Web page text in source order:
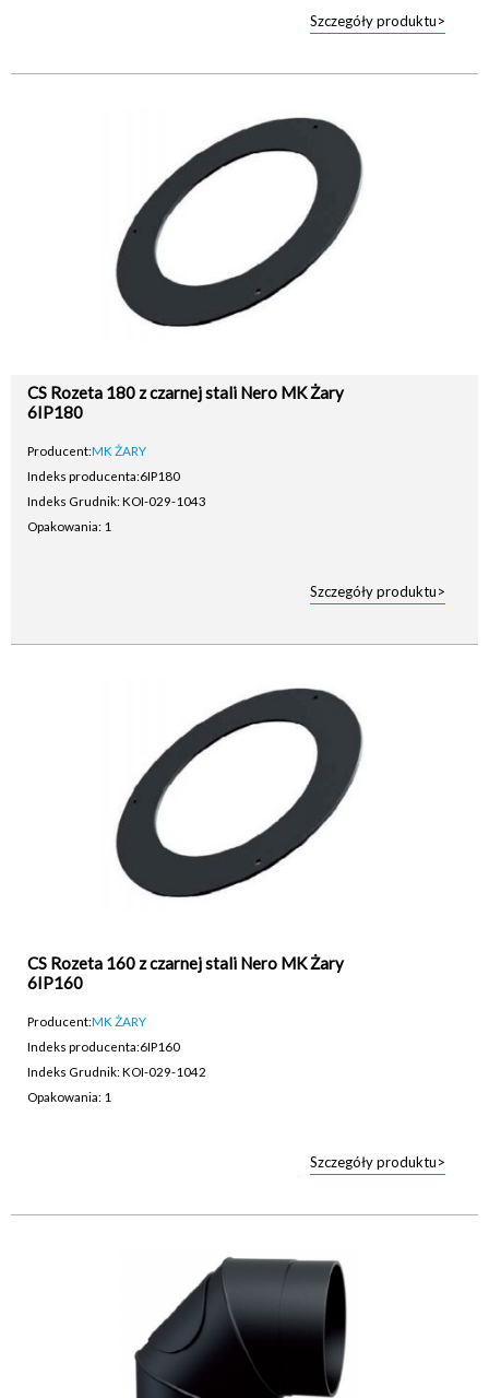
Szczegóły produktu>
CS Rozeta 180 z czarnej stali Nero MK Żary
6IP180
Producent:MK ŻARY
Indeks producenta:6IP180
Indeks Grudnik: KOI-029-1043
Opakowania: 1
Szczegóły produktu>
CS Rozeta 160 z czarnej stali Nero MK Żary
6IP160
Producent:MK ŻARY
Indeks producenta:6IP160
Indeks Grudnik: KOI-029-1042
Opakowania: 1
Szczegóły produktu>